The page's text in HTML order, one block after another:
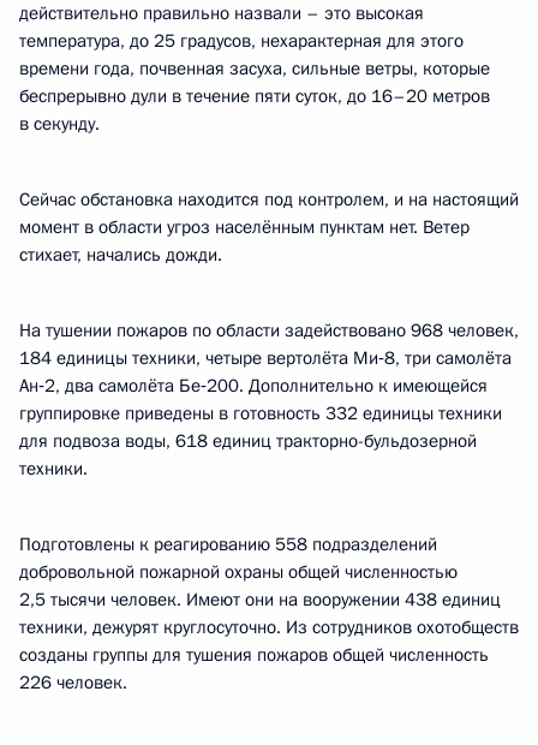
действительно правильно назвали – это высокая
температура, до 25 градусов, нехарактерная для этого
времени года, почвенная засуха, сильные ветры, которые
беспрерывно дули в течение пяти суток, до 16–20 метров
в секунду.
Сейчас обстановка находится под контролем, и на настоящий
момент в области угроз населённым пунктам нет. Ветер
стихает, начались дожди.
На тушении пожаров по области задействовано 968 человек,
184 единицы техники, четыре вертолёта Ми‑8, три самолёта
Ан‑2, два самолёта Бе‑200. Дополнительно к имеющейся
группировке приведены в готовность 332 единицы техники
для подвоза воды, 618 единиц тракторно-бульдозерной
техники.
Подготовлены к реагированию 558 подразделений
добровольной пожарной охраны общей численностью
2,5 тысячи человек. Имеют они на вооружении 438 единиц
техники, дежурят круглосуточно. Из сотрудников охотобществ
созданы группы для тушения пожаров общей численность
226 человек.